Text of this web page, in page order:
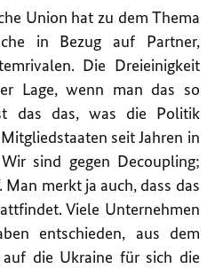
Union hat zu dem Thema
in Bezug auf Partner,
Die Dreieinigkeit
Lage, wenn man das so
das das, was die Politik
seit Jahren in
sind gegen Decoupling;
merkt ja auch, dass das
Viele Unternehmen
entschieden, aus dem
auf die Ukraine für sich die